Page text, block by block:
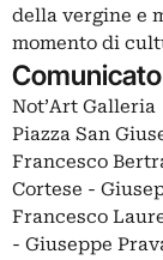
della vergine e
momento di
Not’Art Galleria
Piazza San
Francesco
Cortese -
Francesco
- Giuseppe